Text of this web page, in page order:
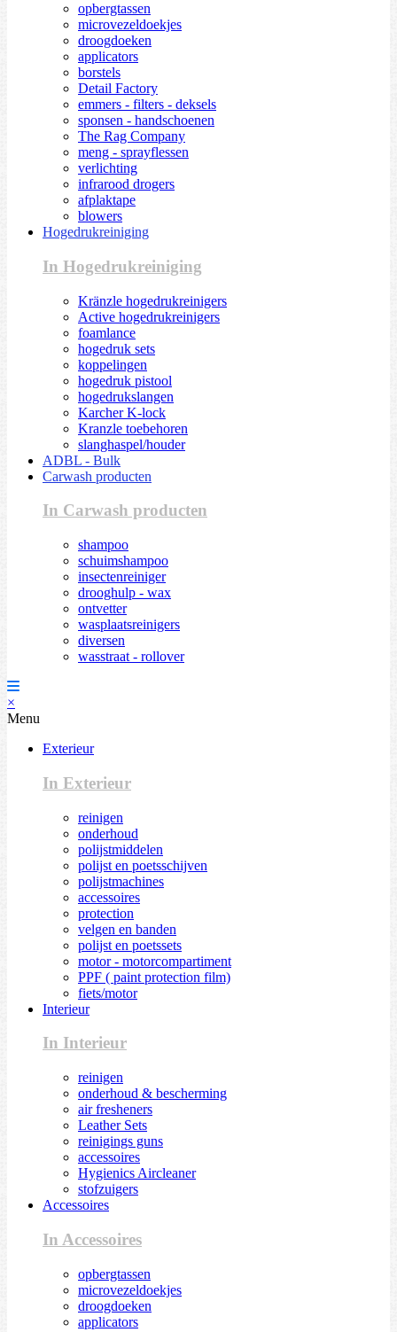
opbergtassen
microvezeldoekjes
droogdoeken
applicators
borstels
Detail Factory
emmers - filters - deksels
sponsen - handschoenen
The Rag Company
meng - sprayflessen
verlichting
infrarood drogers
afplaktape
blowers
Hogedrukreiniging
In Hogedrukreiniging
Kränzle hogedrukreinigers
Active hogedrukreinigers
foamlance
hogedruk sets
koppelingen
hogedruk pistool
hogedrukslangen
Karcher K-lock
Kranzle toebehoren
slanghaspel/houder
ADBL - Bulk
Carwash producten
In Carwash producten
shampoo
schuimshampoo
insectenreiniger
drooghulp - wax
ontvetter
wasplaatsreinigers
diversen
wasstraat - rollover
×
Menu
Exterieur
In Exterieur
reinigen
onderhoud
polijstmiddelen
polijst en poetsschijven
polijstmachines
accessoires
protection
velgen en banden
polijst en poetssets
motor - motorcompartiment
PPF ( paint protection film)
fiets/motor
Interieur
In Interieur
reinigen
onderhoud & bescherming
air fresheners
Leather Sets
reinigings guns
accessoires
Hygienics Aircleaner
stofzuigers
Accessoires
In Accessoires
opbergtassen
microvezeldoekjes
droogdoeken
applicators